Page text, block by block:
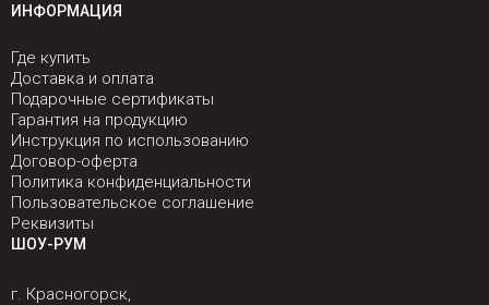
ИНФОРМАЦИЯ
Где купить
Доставка и оплата
Подарочные сертификаты
Гарантия на продукцию
Инструкция по использованию
Договор-оферта
Политика конфиденциальности
Пользовательское соглашение
Реквизиты
ШОУ-РУМ
г. Красногорск,